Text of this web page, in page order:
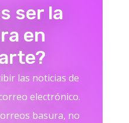
ser la
en
las noticias de
electrónico.
basura, no